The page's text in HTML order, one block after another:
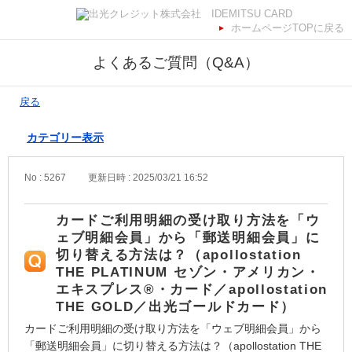
ホームページTOPに戻る
よくあるご質問（Q&A）
戻る
カテゴリー表示
No : 5267 更新日時 : 2025/03/21 16:52
カードご利用明細の受け取り方法を「ウ
ェブ明細会員」から「郵送明細会員」に
切り替える方法は？（apollostation
THE PLATINUM セゾン・アメリカン・
エキスプレス®・カード／apollostation
THE GOLD／出光ゴールドカード）
カードご利用明細の受け取り方法を「ウェブ明細会員」から
「郵送明細会員」に切り替える方法は？（apollostation THE